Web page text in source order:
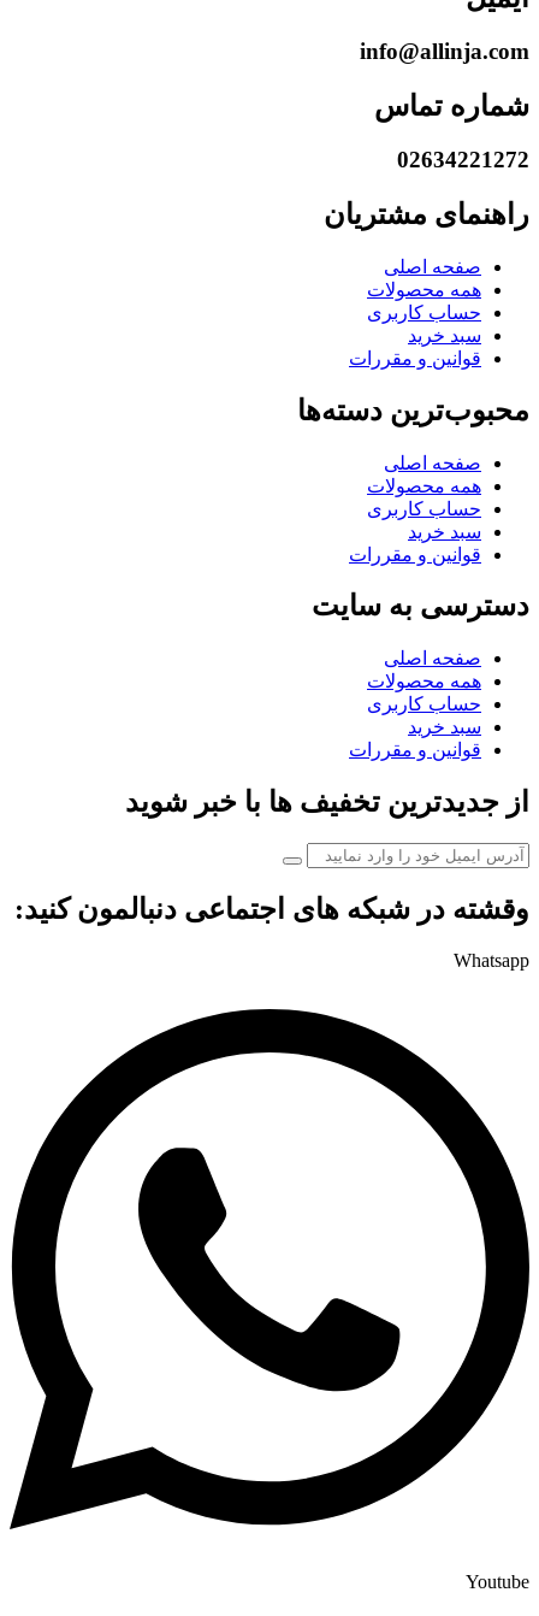
info@allinja.com
شماره تماس
02634221272
راهنمای مشتریان
صفحه اصلی
همه محصولات
حساب کاربری
سبد خرید
قوانین و مقررات
محبوب‌ترین دسته‌ها
صفحه اصلی
همه محصولات
حساب کاربری
سبد خرید
قوانین و مقررات
دسترسی به سایت
صفحه اصلی
همه محصولات
حساب کاربری
سبد خرید
قوانین و مقررات
از جدیدترین تخفیف ها با خبر شوید
وقشته در شبکه های اجتماعی دنبالمون کنید:
Whatsapp
Youtube